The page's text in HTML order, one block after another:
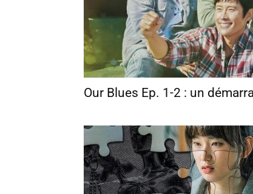
Our Blues Ep. 1-2 : un